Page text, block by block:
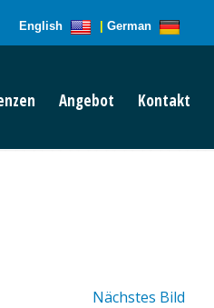
English German
Angebot Kontakt
Nächstes Bild